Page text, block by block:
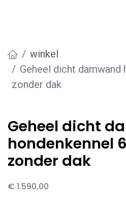
winkel
Geheel dicht damwand
zonder dak
Geheel dicht
hondenkennel
zonder dak
€ 1.590,00